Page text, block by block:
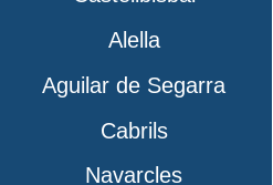
Alella
Aguilar de Segarra
Cabrils
Navarcles